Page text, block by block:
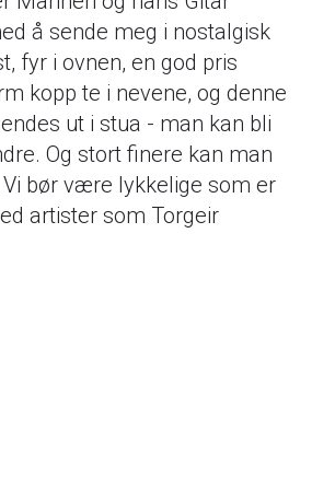
å sende meg i nostalgisk
fyr i ovnen, en god pris
kopp te i nevene, og denne
ut i stua - man kan bli
Og stort finere kan man
Vi bør være lykkelige som er
artister som Torgeir